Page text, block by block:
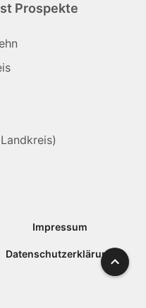
Prospekte
Impressum
Datenschutzerklärung Nach